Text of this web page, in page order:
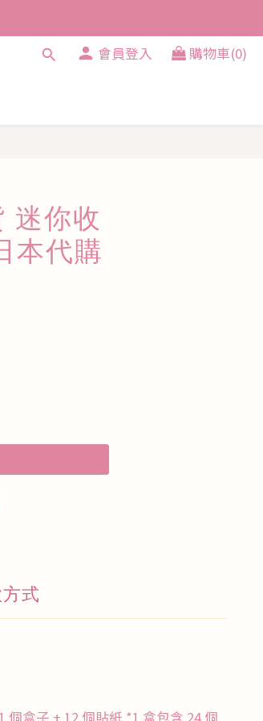
會員登入
購物車(0)
迷你收
本代購
式
盒子 + 12 個貼紙 *1 盒包含 24 個